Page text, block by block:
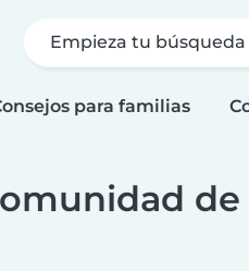
Empieza tu búsqueda
para familias